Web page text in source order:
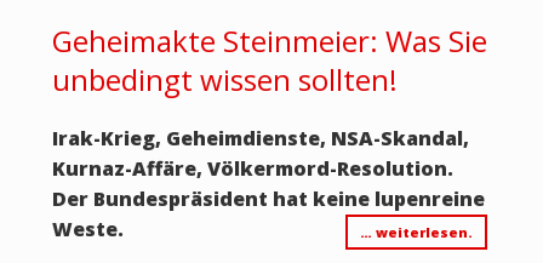
Geheimakte Steinmeier: Was Sie
unbedingt wissen sollten!
Irak-Krieg, Geheimdienste, NSA-Skandal,
Kurnaz-Affäre, Völkermord-Resolution.
Der Bundespräsident hat keine lupenreine
Weste.
… weiterlesen.